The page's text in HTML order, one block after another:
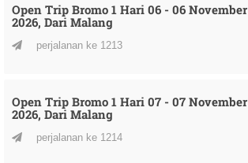
Open Trip Bromo 1 Hari 06 - 06 November
2026, Dari Malang
perjalanan ke 1213
Open Trip Bromo 1 Hari 07 - 07 November
2026, Dari Malang
perjalanan ke 1214